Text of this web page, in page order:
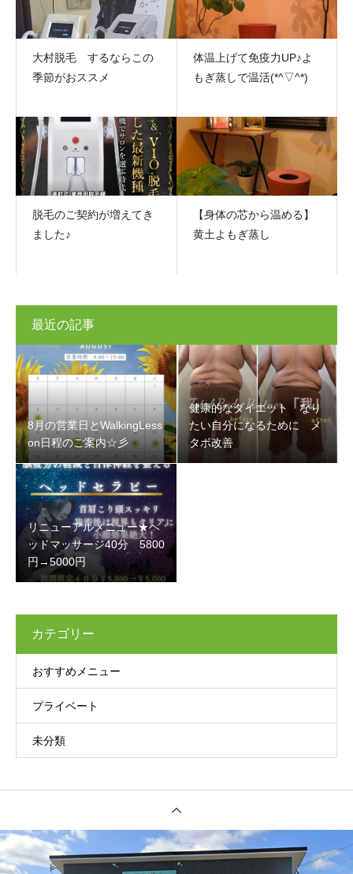
大村脱毛 するならこの
季節がおススメ
体温上げて免疫力UP♪よ
もぎ蒸しで温活(*^▽^*)
脱毛のご契約が増えてき
ました♪
【身体の芯から温める】
黄土よもぎ蒸し
最近の記事
8月の営業日とWalkingLess
on日程のご案内☆彡
健康的なダイエット なり
たい自分になるために メ
タボ改善
リニューアルメニュー★ヘ
ッドマッサージ40分 5800
円→5000円
カテゴリー
おすすめメニュー
プライベート
未分類